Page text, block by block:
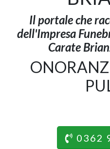
Il portale che
dell'Impresa
Carate
0362